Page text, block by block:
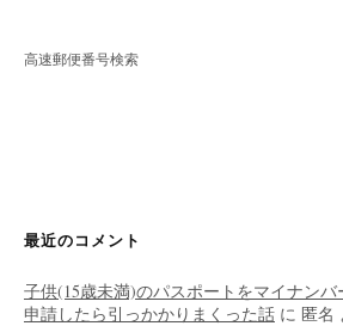
高速郵便番号検索
最近のコメント
子供(15歳未満)のパスポートをマイナン
申請したら引っかかりまくった話 に 匿名